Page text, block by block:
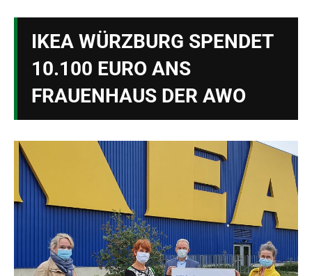
IKEA WÜRZBURG SPENDET
10.100 EURO ANS
FRAUENHAUS DER AWO